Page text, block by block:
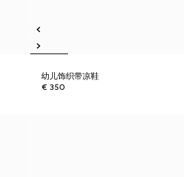
幼儿饰织带凉鞋
€ 350